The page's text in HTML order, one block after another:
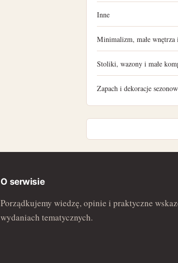
lipiec 2022
czerwiec 2022
maj 2022
kwiecień 2022
marzec 2022
Inne
Minimalizm, małe wnętrza
Stoliki, wazony i małe
Zapach i dekoracje
O serwisie
Porządkujemy wiedzę, opinie i praktyczne
wydaniach tematycznych.